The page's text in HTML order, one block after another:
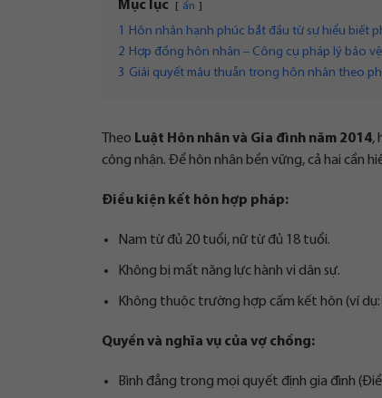
Mục lục ẩn
1 Hôn nhân hạnh phúc bắt đầu từ sự hiểu biết
2 Hợp đồng hôn nhân – Công cụ pháp lý bảo
3 Giải quyết mâu thuẫn trong hôn nhân theo
Theo Luật Hôn nhân và Gia đình năm 2014,
công nhận. Để hôn nhân bền vững, cả hai cần
Điều kiện kết hôn hợp pháp:
Nam từ đủ 20 tuổi, nữ từ đủ 18 tuổi.
Không bị mất năng lực hành vi dân sự.
Không thuộc trường hợp cấm kết hôn (ví
Quyền và nghĩa vụ của vợ chồng:
Bình đẳng trong mọi quyết định gia đình